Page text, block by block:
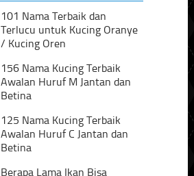
101 Nama Terbaik dan
Terlucu untuk Kucing Oranye
/ Kucing Oren
156 Nama Kucing Terbaik
Awalan Huruf M Jantan dan
Betina
125 Nama Kucing Terbaik
Awalan Huruf C Jantan dan
Betina
Berapa Lama Ikan Bisa